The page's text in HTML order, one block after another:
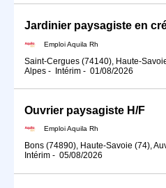
Jardinier paysagiste en
Emploi Aquila Rh
Saint-Cergues (74140), Haute-
Alpes - Intérim - 01/08/2026
Ouvrier paysagiste H/F
Emploi Aquila Rh
Bons (74890), Haute-Savoie (74),
Intérim - 05/08/2026